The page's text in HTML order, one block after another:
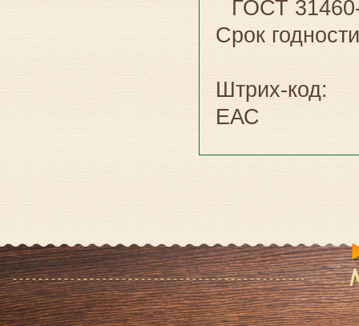
ГОСТ
Срок
Штрих-код:
ЕАС